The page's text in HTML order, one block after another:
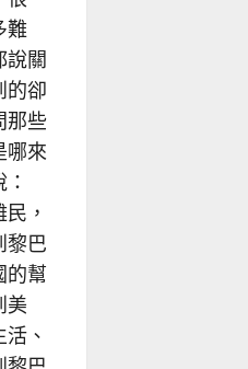
難
說關
的卻
那些
哪來
，
黎巴
的幫
美
、